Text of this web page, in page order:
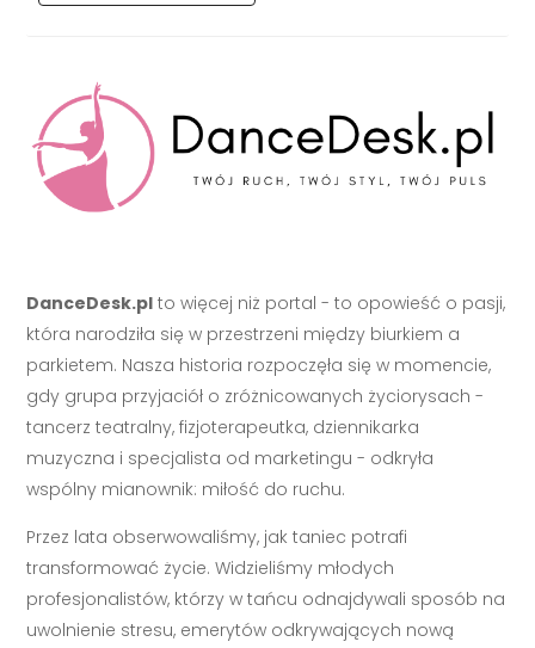
DanceDesk.pl to więcej niż portal - to opowieść o pasji,
która narodziła się w przestrzeni między biurkiem a
parkietem. Nasza historia rozpoczęła się w momencie,
gdy grupa przyjaciół o zróżnicowanych życiorysach -
tancerz teatralny, fizjoterapeutka, dziennikarka
muzyczna i specjalista od marketingu - odkryła
wspólny mianownik: miłość do ruchu.
Przez lata obserwowaliśmy, jak taniec potrafi
transformować życie. Widzieliśmy młodych
profesjonalistów, którzy w tańcu odnajdywali sposób na
uwolnienie stresu, emerytów odkrywających nową